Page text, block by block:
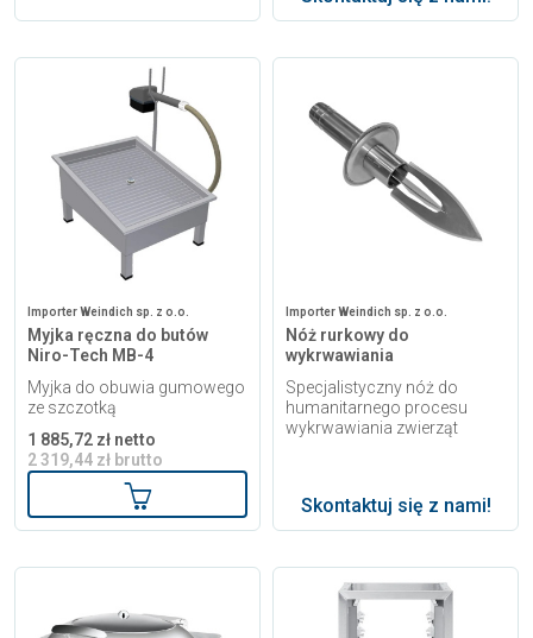
Importer Weindich sp. z o.o.
Myjka ręczna do butów
Niro-Tech MB-4
Myjka do obuwia gumowego
ze szczotką
1 885,72 zł netto
2 319,44 zł brutto
Dodaj do koszyka
Importer Weindich sp. z o.o.
Nóż rurkowy do
wykrwawiania
Specjalistyczny nóż do
humanitarnego procesu
wykrwawiania zwierząt
Skontaktuj się z nami!